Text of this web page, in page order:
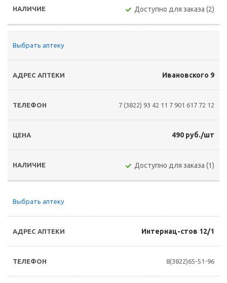
Доступно для заказа (2)
Выбрать аптеку
Ивановского 9
7 (3822) 93 42 11 7 901 617 72 12
490 руб./шт
Доступно для заказа (1)
Выбрать аптеку
Интернац-стов 12/1
8(3822)65-51-96